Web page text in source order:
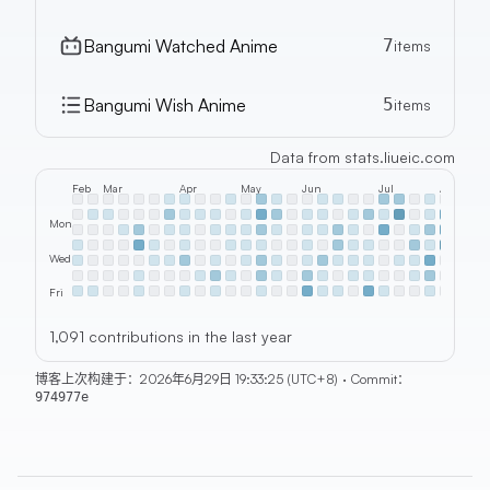
Bangumi Watched Anime 7items
Bangumi Wish Anime 5items
Data from stats.liueic.com
Mon
Wed
Fri
Feb Mar Apr May Jun Jul Aug
1,091 contributions in the last year
博客上次构建于： 2026年6月29日 19:33:25 (UTC+8) · Commit：
974977e